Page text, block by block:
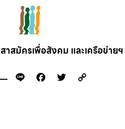
าสมัครเพื่อสังคม และเครือข่ายฯ
Line Facebook
Twitter